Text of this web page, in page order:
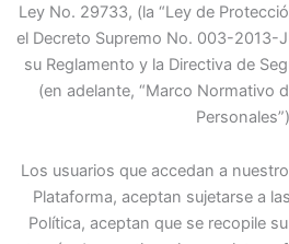
Ley No. 29733, (la “Ley de
el Decreto Supremo No. 003-2013-
su Reglamento y la Directiva de
(en adelante, “Marco Normativo
Los usuarios que accedan a
Plataforma, aceptan sujetarse a
Política, aceptan que se recopile